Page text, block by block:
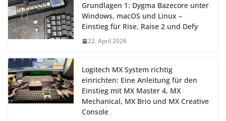
Grundlagen 1: Dygma Bazecore unter
Windows, macOS und Linux –
Einstieg für Rise, Raise 2 und Defy
22. April 2026
Logitech MX System richtig
einrichten: Eine Anleitung für den
Einstieg mit MX Master 4, MX
Mechanical, MX Brio und MX Creative
Console